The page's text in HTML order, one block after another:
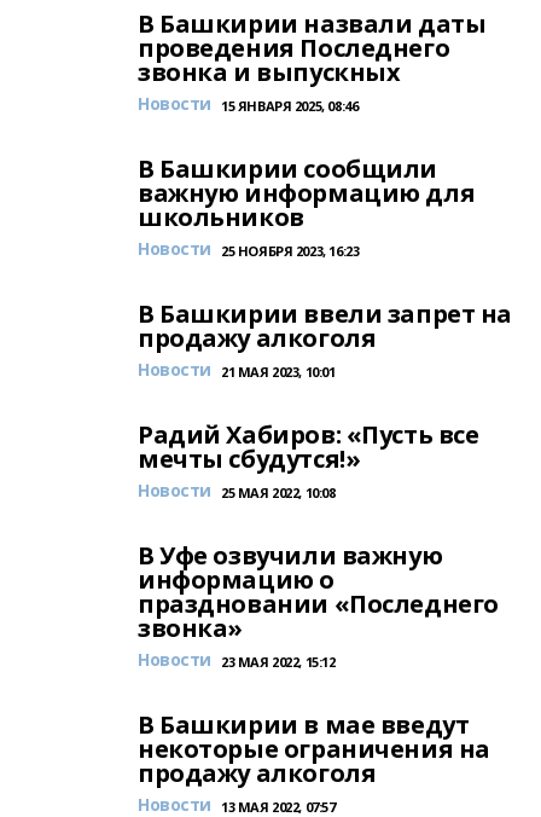
В Башкирии назвали даты
проведения Последнего
звонка и выпускных
Новости 15 ЯНВАРЯ 2025, 08:46
В Башкирии сообщили
важную информацию для
школьников
Новости 25 НОЯБРЯ 2023, 16:23
В Башкирии ввели запрет на
продажу алкоголя
Новости 21 МАЯ 2023, 10:01
Радий Хабиров: «Пусть все
мечты сбудутся!»
Новости 25 МАЯ 2022, 10:08
В Уфе озвучили важную
информацию о
праздновании «Последнего
звонка»
Новости 23 МАЯ 2022, 15:12
В Башкирии в мае введут
некоторые ограничения на
продажу алкоголя
Новости 13 МАЯ 2022, 07:57